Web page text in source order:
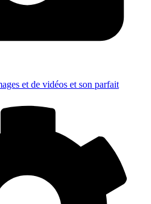
et de vidéos et son parfait